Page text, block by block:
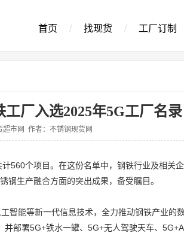
首页 / 找现货 / 工厂订制
厂入选2025年5G工厂名录
市网 作者：不锈钢现货网
560个项目。在这份名单中，钢铁行业及相关
钢生产融合方面的突出成果，备受瞩目。
智能等新一代信息技术，全力推动钢铁产业的数
部署5G+铁水一罐、5G+无人驾驶天车、